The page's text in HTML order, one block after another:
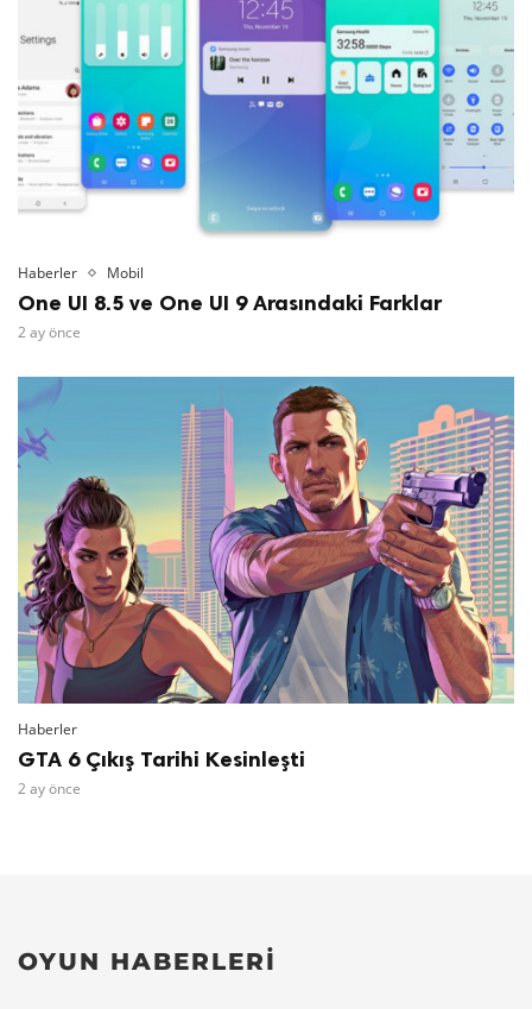
Haberler Mobil
One UI 8.5 ve One UI 9 Arasındaki Farklar
2 ay önce
Haberler
GTA 6 Çıkış Tarihi Kesinleşti
2 ay önce
OYUN HABERLERI